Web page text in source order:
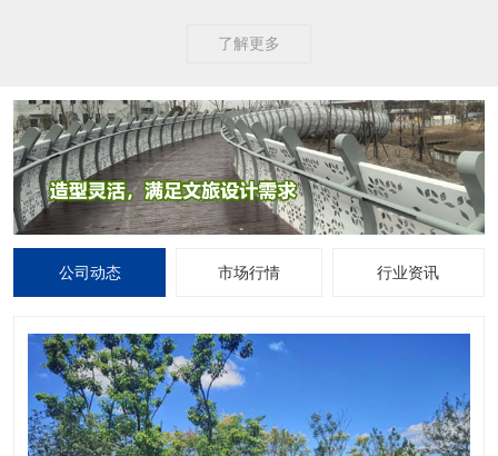
了解更多
公司动态 市场行情 行业资讯